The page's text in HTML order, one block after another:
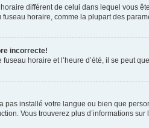
différent de celui dans lequel vous
horaire, comme la plupart des
incorrecte!
horaire et l’heure d’été, il se peut
pas installé votre langue ou bien que
Vous trouverez plus d’informations